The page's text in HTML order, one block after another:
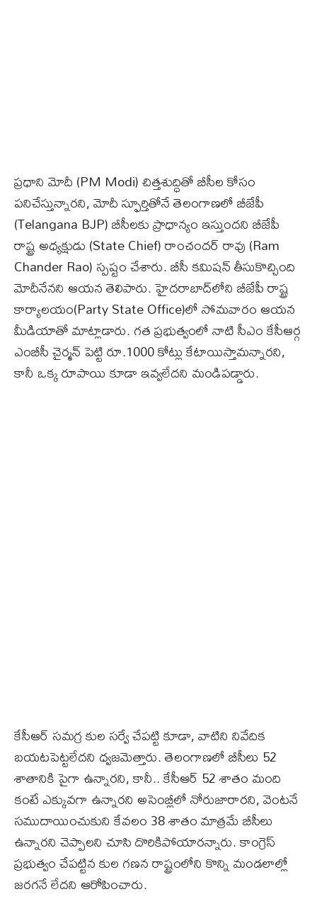
ప్ర‌ధాని మోదీ (PM Modi) చిత్తశుద్ధితో బీసీల కోసం
పనిచేస్తున్నార‌ని, మోదీ స్ఫూర్తితోనే తెలంగాణ‌లో బీజేపీ
(Telangana BJP) బీసీల‌కు ప్రాధాన్యం ఇస్తుంద‌ని బీజేపీ
రాష్ట్ర అధ్యక్షుడు (State Chief) రాంచందర్‌ రావు (Ram
Chander Rao) స్పష్టం చేశారు. బీసీ కమిషన్‌ తీసుకొచ్చింది
మోదీనేనని ఆయన తెలిపారు. హైదరాబాద్‌లోని బీజేపీ రాష్ట్ర
కార్యాలయం(Party State Office)లో సోమ‌వారం ఆయ‌న
మీడియాతో మాట్లాడారు. గత ప్ర‌భుత్వంలో నాటి సీఎం కేసీఆర్గ
ఎంబీసీ చైర్మన్ పెట్టి రూ.1000 కోట్లు కేటాయిస్తామన్నార‌ని,
కానీ ఒక్క రూపాయి కూడా ఇవ్వలేద‌ని మండిప‌డ్డారు.
కేసీఆర్ సమగ్ర కుల సర్వే చేప‌ట్టి కూడా, వాటిని నివేదిక
బయటపెట్టలేద‌ని ధ్వ‌జ‌మెత్తారు. తెలంగాణలో బీసీలు 52
శాతానికి పైగా ఉన్నార‌ని, కానీ.. కేసీఆర్ 52 శాతం మంది
కంటే ఎక్కువగా ఉన్నారని అసెంబ్లీలో నోరుజారార‌ని, వెంట‌నే
స‌ముదాయించుకుని కేవ‌లం 38 శాతం మాత్ర‌మే బీసీలు
ఉన్నారని చెప్పాలని చూసి దొరికిపోయార‌న్నారు. కాంగ్రెస్
ప్ర‌భుత్వం చేప‌ట్టిన కుల గణన రాష్ట్రంలోని కొన్ని మండలాల్లో
జరగనే లేద‌ని ఆరోపించారు.